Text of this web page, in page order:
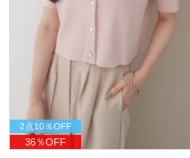
2点10％OFF
36％OFF